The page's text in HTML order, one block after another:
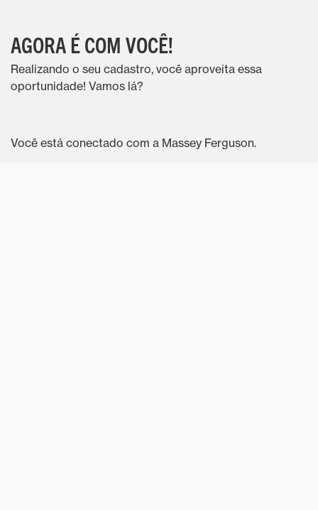
AGORA É COM VOCÊ!
Realizando o seu cadastro, você aproveita essa
oportunidade! Vamos lá?
Você está conectado com a Massey Ferguson.